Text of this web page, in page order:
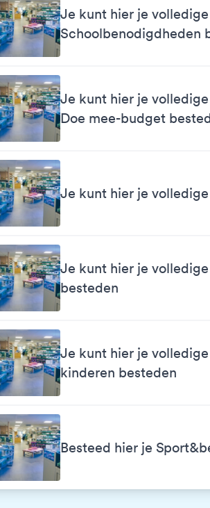
Je kunt hier je
Schoolbenodigdheden
Je kunt hier je
Doe mee-budget
Je kunt hier je
Je kunt hier je
besteden
Je kunt hier je
kinderen besteden
Besteed hier je